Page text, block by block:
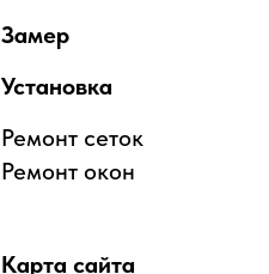
Замер
Установка
Ремонт сеток
Ремонт окон
Карта сайта